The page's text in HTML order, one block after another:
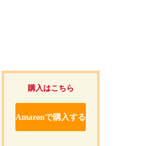
購入はこちら
Amazonで購入する